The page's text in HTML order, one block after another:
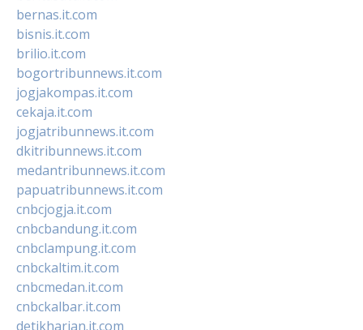
bernas.it.com
bisnis.it.com
brilio.it.com
bogortribunnews.it.com
jogjakompas.it.com
cekaja.it.com
jogjatribunnews.it.com
dkitribunnews.it.com
medantribunnews.it.com
papuatribunnews.it.com
cnbcjogja.it.com
cnbcbandung.it.com
cnbclampung.it.com
cnbckaltim.it.com
cnbcmedan.it.com
cnbckalbar.it.com
detikharian.it.com